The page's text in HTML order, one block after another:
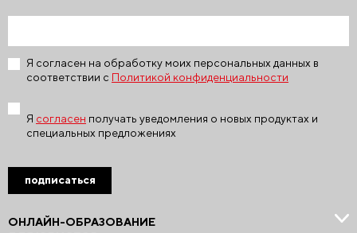
ОНЛАЙН-ОБРАЗОВАНИЕ
Я согласен на обработку моих персональных данных в
соответствии с Политикой конфиденциальности
Я согласен получать уведомления о новых продуктах и
специальных предложениях
подписаться